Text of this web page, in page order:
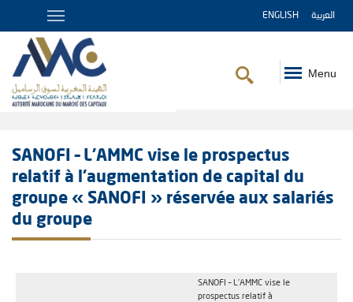
ENGLISH العربية
Menu
SANOFI – L’AMMC vise le prospectus
relatif à l’augmentation de capital du
groupe « SANOFI » réservée aux salariés
du groupe
SANOFI – L’AMMC vise le
prospectus relatif à